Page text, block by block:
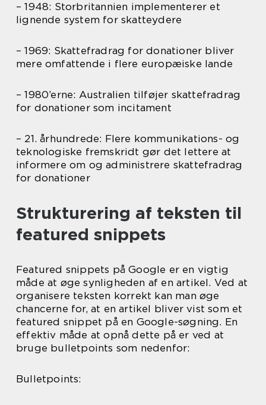
– 1948: Storbritannien implementerer et
lignende system for skatteydere
– 1969: Skattefradrag for donationer bliver
mere omfattende i flere europæiske lande
– 1980’erne: Australien tilføjer skattefradrag
for donationer som incitament
– 21. århundrede: Flere kommunikations- og
teknologiske fremskridt gør det lettere at
informere om og administrere skattefradrag
for donationer
Strukturering af teksten til
featured snippets
Featured snippets på Google er en vigtig
måde at øge synligheden af en artikel. Ved at
organisere teksten korrekt kan man øge
chancerne for, at en artikel bliver vist som et
featured snippet på en Google-søgning. En
effektiv måde at opnå dette på er ved at
bruge bulletpoints som nedenfor:
Bulletpoints: